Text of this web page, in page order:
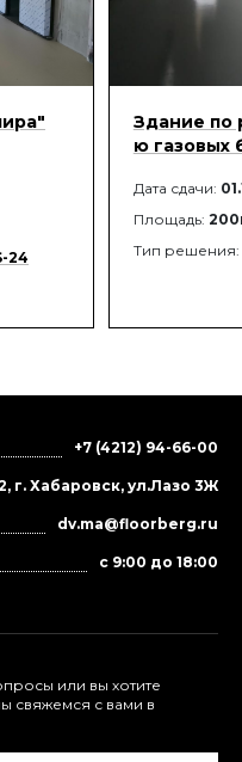
24
Здание по
ю газовых
Дата сдачи:
Площадь:
Тип решения:
+7 (4212) 94-66-00
г. Хабаровск, ул.Лазо 3Ж
dv.ma@floorberg.ru
с 9:00 до 18:00
или вы хотите
свяжемся с вами в